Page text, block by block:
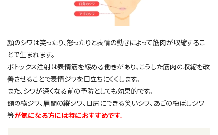
顔のシワは笑ったり、怒ったりと表情の動きによって筋肉が収縮するこ
とで生まれます。
ボトックス注射は表情筋を緩める働きがあり、こうした筋肉の収縮を改
善させることで表情ジワを目立ちにくくします。
また、シワが深くなる前の予防としても効果的です。
額の横ジワ、眉間の縦ジワ、目尻にできる笑いシワ、あごの梅ぼしジワ
等が気になる方には特におすすめです。